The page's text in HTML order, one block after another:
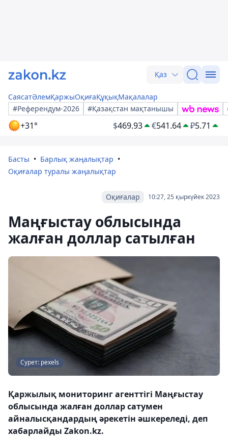
Қаз
СаясатӘлемҚаржыОқиғаҚұқықМақалалар
#Референдум-2026
#Қазақстан мақтанышы
+31° $469.93 €541.64 ₽5.71
Басты
Барлық жаңалықтар
Оқиғалар туралы жаңалықтар
10:27, 25 қыркүйек 2023
Оқиғалар
Маңғыстау облысында
жалған доллар сатылған
Сурет: pexels
Қаржылық мониторинг агенттігі Маңғыстау
облысында жалған доллар сатумен
айналысқандардың әрекетін әшкереледі, деп
хабарлайды Zakon.kz.